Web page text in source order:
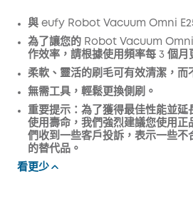
折扣
優惠碼
與 eufy Robot Vacuum Omni
為了讓您的 Robot Vacuum Omni
作效率，請根據使用頻率每 3 個月
柔軟、靈活的刷毛可有效清潔，而
無需工具，輕鬆更換側刷。
重要提示：為了獲得最佳性能並延
使用壽命，我們強烈建議您使用
們收到一些客戶投訴，表示一些不
的替代品。
看更少